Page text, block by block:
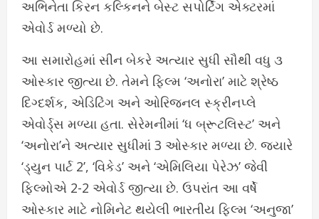
અભિનેતા કિરન કલ્કિનને બેસ્ટ સપોર્ટિંગ એક્ટરમાં
એવોર્ડ મળ્યો છે.
આ સમારોહમાં સીન બેકરે અત્યાર સુધી સૌથી વધુ ૩
ઓસ્કાર જીત્યા છે. તેમને ફિલ્મ ‘અનોરા’ માટે શ્રેષ્ઠ
દિગ્દર્શક, એડિટિંગ અને ઓરિજનલ સ્ક્રીનપ્લે
એવોર્ડ્સ મળ્યા હતા. સેરેમનીમાં ‘ધ બ્રૂટલિસ્ટ’ અને
‘અનોરા’ને અત્યાર સુધીમાં 3 ઓસ્કાર મળ્યા છે. જ્યારે
‘ડ્યુન પાર્ટ 2’, ‘વિકેડ’ અને ‘એમિલિયા પેરેઝ’ જેવી
ફિલ્મોએ 2-2 એવોર્ડ જીત્યા છે. ઉપરાંત આ વર્ષે
ઓસ્કાર માટે નોમિનેટ થયેલી ભારતીય ફિલ્મ ‘અનુજા’